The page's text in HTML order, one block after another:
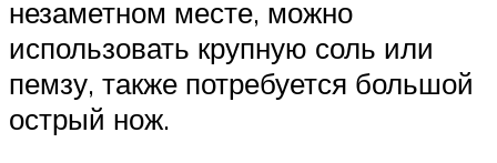
незаметном месте, можно
использовать крупную соль или
пемзу, также потребуется большой
острый нож.